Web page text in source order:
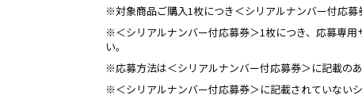
※対象商品ご購入1枚につき＜シリアルナンバー付応募
※＜シリアルナンバー付応募券＞1枚につき、応募専
い。
※応募方法は＜シリアルナンバー付応募券＞に記載の
※＜シリアルナンバー付応募券＞に記載されていない